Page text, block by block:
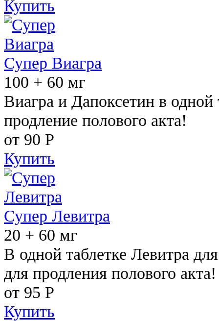
Купить
Супер Виагра
100 + 60 мг
Виагра и Дапоксетин в одной
продление полового акта!
от 90 Р
Купить
Супер Левитра
20 + 60 мг
В одной таблетке Левитра
для продления полового акта!
от 95 Р
Купить